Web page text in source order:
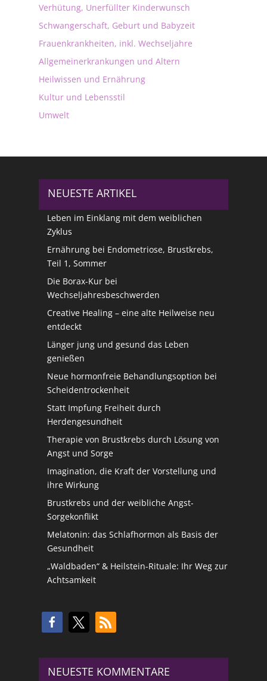
Verhütung, Unerfüllter Kinderwunsch
Schwangerschaft, Geburt und Babyzeit
Frauenkrankheiten, inkl. Wechseljahre
Allgemeinerkrankungen und Altern
Heilwissen und Ernährung
Kultur und Lebensstil
Umwelt
NEUESTE ARTIKEL
Leben im Einklang mit dem weiblichen
Zyklus
Ernährung bei Endometriose, Brustkrebs,
Teil 1, Sommer
Die Borax-Kur bei
Wechseljahresbeschwerden
Creative Healing – eine alte Heilweise neu
entdeckt
Länger jung und gesund das Leben
genießen
Neue hormonfreie Behandlungsoption bei
Scheidentrockenheit
Statt Impfung Freiheit durch
Herdengesundheit
Therapie von Brustkrebs durch Lösung von
Angst und Sorge
Imagination, die Kraft der Vorstellung und
ihre Wirkung
Brustkrebs und der weibliche Angst-
Sorgekonflikt
Melatonin: das Schlafhormon als Basis der
Gesundheit
„Waldbaden“ & Heilstein-Rituale: Ihr Weg zur
Achtsamkeit
NEUESTE KOMMENTARE